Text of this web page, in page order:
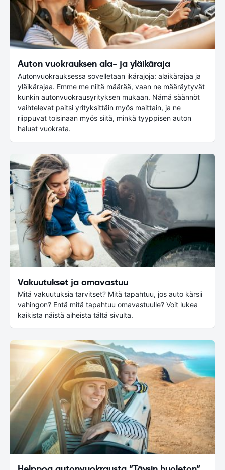
Auton vuokrauksen ala- ja yläikäraja
Autonvuokrauksessa sovelletaan ikärajoja: alaikärajaa ja
yläikärajaa. Emme me niitä määrää, vaan ne määräytyvät
kunkin autonvuokrausyrityksen mukaan. Nämä säännöt
vaihtelevat paitsi yrityksittäin myös maittain, ja ne
riippuvat toisinaan myös siitä, minkä tyyppisen auton
haluat vuokrata.
Vakuutukset ja omavastuu
Mitä vakuutuksia tarvitset? Mitä tapahtuu, jos auto kärsii
vahingon? Entä mitä tapahtuu omavastuulle? Voit lukea
kaikista näistä aiheista tältä sivulta.